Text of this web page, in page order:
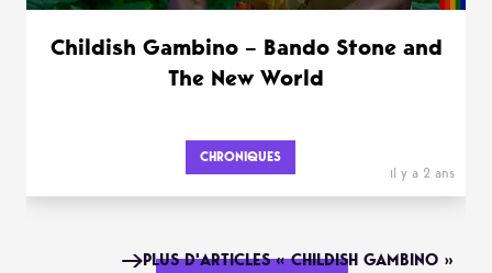
Childish Gambino – Bando Stone and
The New World
CHRONIQUES
il y a 2 ans
PLUS D'ARTICLES « CHILDISH GAMBINO »